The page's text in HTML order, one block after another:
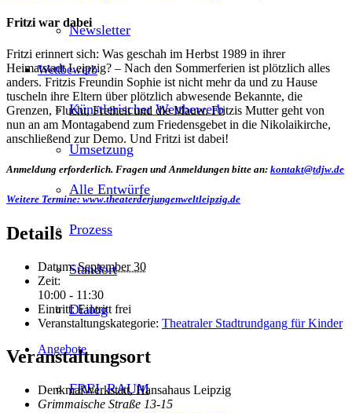
Newsletter
Wettbewerb
Künstlerischer Wettbewerb
Umsetzung
Alle Entwürfe
Prozess
Standort
Dialog
Angebote
FREI_RAUM
Fritzi war dabei
Fritzi erinnert sich: Was geschah im Herbst 1989 in ihrer
Heimatstadt Leipzig? – Nach den Sommerferien ist plötzlich alles
anders. Fritzis Freundin Sophie ist nicht mehr da und zu Hause
tuscheln ihre Eltern über plötzlich abwesende Bekannte, die
Grenzen, Flucht, Freiheit und die Mauer. Fritzis Mutter geht von
nun an am Montagabend zum Friedensgebet in die Nikolaikirche,
anschließend zur Demo. Und Fritzi ist dabei!
Anmeldung erforderlich. Fragen und Anmeldungen bitte an: kontakt@tdjw.de
Weitere Termine: www.theaterderjungenweltleipzig.de
Details
Datum: September 30
Zeit:
10:00 - 11:30
Eintritt: Eintritt frei
Veranstaltungskategorie: Theatraler Stadtrundgang für Kinder
Veranstaltungsort
DenkmalWerkstatt, Hansahaus Leipzig
Grimmaische Straße 13-15